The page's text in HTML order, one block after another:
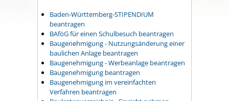
Baden-Württemberg-STIPENDIUM
beantragen
BAföG für einen Schulbesuch beantragen
Baugenehmigung - Nutzungsänderung einer
baulichen Anlage beantragen
Baugenehmigung - Werbeanlage beantragen
Baugenehmigung beantragen
Baugenehmigung im vereinfachten
Verfahren beantragen